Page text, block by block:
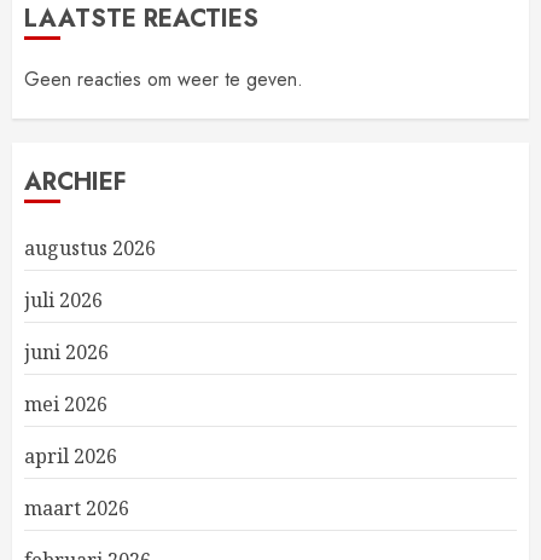
LAATSTE REACTIES
Geen reacties om weer te geven.
ARCHIEF
augustus 2026
juli 2026
juni 2026
mei 2026
april 2026
maart 2026